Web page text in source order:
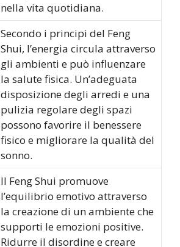
nella vita quotidiana.
Secondo i principi del Feng
Shui, l’energia circula attraverso
gli ambienti e può influenzare
la salute fisica. Un’adeguata
disposizione degli arredi e una
pulizia regolare degli spazi
possono favorire il benessere
fisico e migliorare la qualità del
sonno.
Il Feng Shui promuove
l’equilibrio emotivo attraverso
la creazione di un ambiente che
supporti le emozioni positive.
Ridurre il disordine e creare